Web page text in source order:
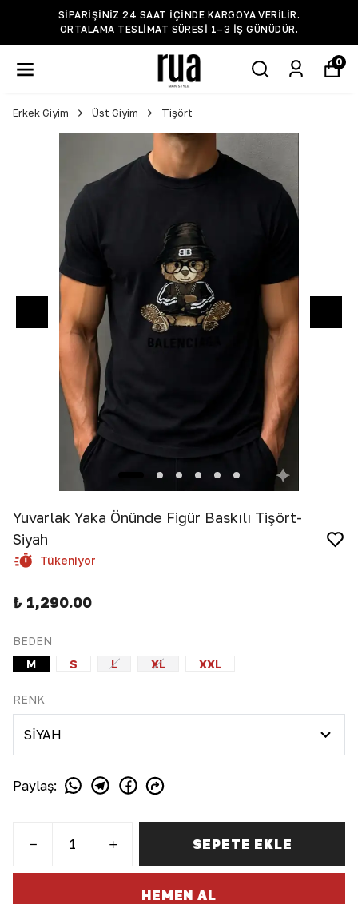
SIPARIŞINIZ 24 SAAT IÇINDE KARGOYA VERILIR.
ORTALAMA TESLIMAT SÜRESI 1–3 IŞ GÜNÜDÜR.
0
Erkek Giyim Üst Giyim Tişört
Yuvarlak Yaka Önünde Fiğür Baskılı Tişört-
Siyah
Tükeniyor
₺ 1,290.00
BEDEN
M
S L XL XXL
RENK
Paylaş:
SEPETE EKLE
HEMEN AL